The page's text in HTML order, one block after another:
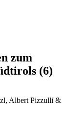
zum
(6)
Albert Pizzulli &